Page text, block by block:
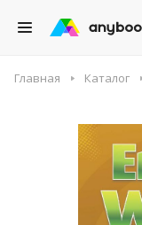
Главная Каталог